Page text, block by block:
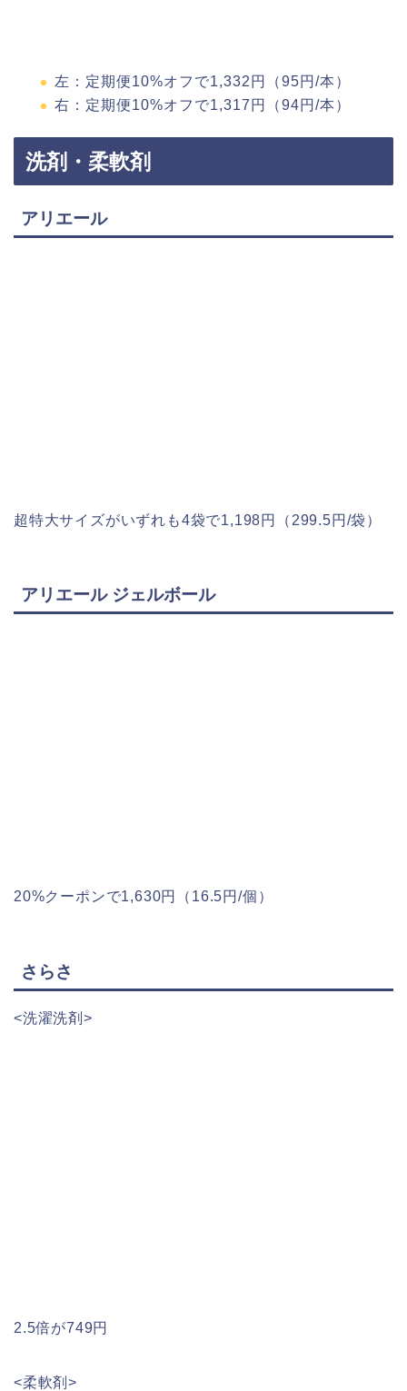
左：定期便10%オフで1,332円（95円/本）
右：定期便10%オフで1,317円（94円/本）
洗剤・柔軟剤
アリエール
超特大サイズがいずれも4袋で1,198円（299.5円/袋）
アリエール ジェルボール
20%クーポンで1,630円（16.5円/個）
さらさ
<洗濯洗剤>
2.5倍が749円
<柔軟剤>